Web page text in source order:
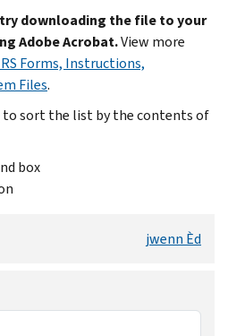
downloading the file to your
Adobe Acrobat.View more
Forms, Instructions,
Files.
to sort the list by the contents of
box
jwenn Èd